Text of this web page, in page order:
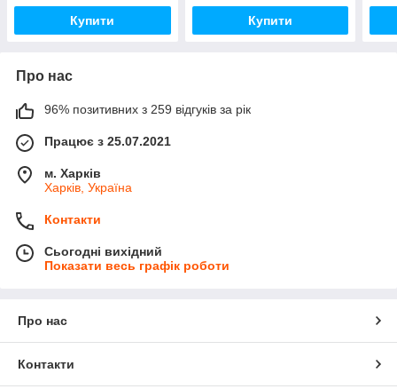
Купити Купити
Про нас
96% позитивних з 259 відгуків за рік
Працює з 25.07.2021
м. Харків
Харків, Україна
Контакти
Сьогодні вихідний
Показати весь графік роботи
Про нас
Контакти